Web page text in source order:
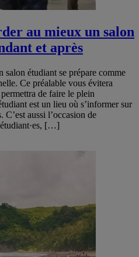
au mieux un salon
et après
étudiant se prépare comme
Ce préalable vous évitera
de faire le plein
est un lieu où s’informer sur
aussi l’occasion de
[…]